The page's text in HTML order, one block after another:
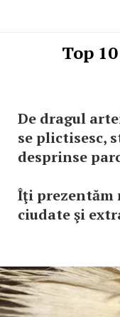
Top
De dragul
se plictisesc,
desprinse
Îţi prezentăm
ciudate şi